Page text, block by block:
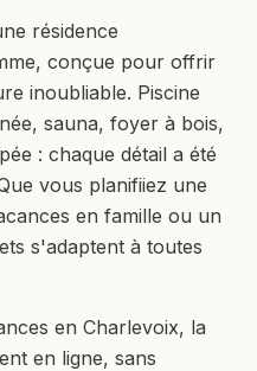
résidence
conçue pour offrir
inoubliable. Piscine
sauna, foyer à bois,
: chaque détail a été
vous planifiiez une
en famille ou un
s'adaptent à toutes
en Charlevoix, la
en ligne, sans